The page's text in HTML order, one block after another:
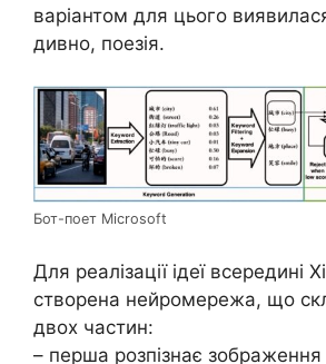
варіантом для цього
дивно, поезія.
Бот-поет Microsoft
Для реалізації ідеї всередині
створена нейромережа, що
двох частин:
– перша розпізнає зображення